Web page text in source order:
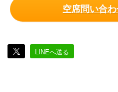
空席問い合わ
LINEへ送る